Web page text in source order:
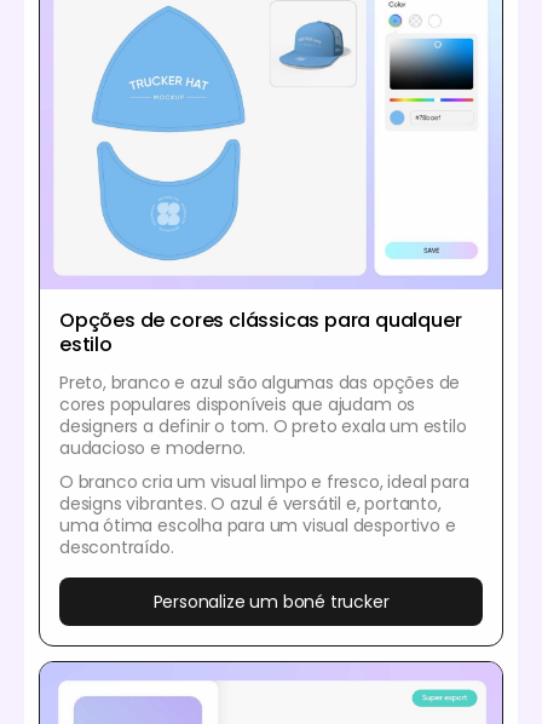
Opções de cores clássicas para qualquer
estilo
Preto, branco e azul são algumas das opções de
cores populares disponíveis que ajudam os
designers a definir o tom. O preto exala um estilo
audacioso e moderno.
O branco cria um visual limpo e fresco, ideal para
designs vibrantes. O azul é versátil e, portanto,
uma ótima escolha para um visual desportivo e
descontraído.
Personalize um boné trucker